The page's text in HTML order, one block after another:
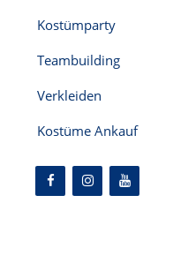
Kostümparty
Teambuilding
Verkleiden
Kostüme Ankauf